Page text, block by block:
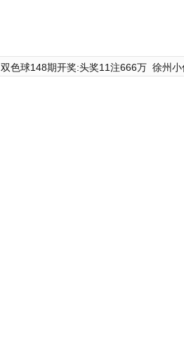
双色球148期开奖:头奖11注666万 徐州